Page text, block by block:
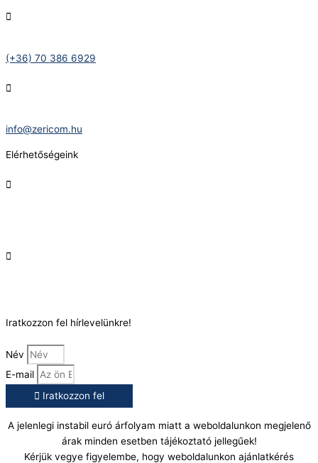
(+36) 70 386 6929
info@zericom.hu
Elérhetőségeink
Iratkozzon fel hírlevelünkre!
Név
E-mail
Iratkozzon fel
A jelenlegi instabil euró árfolyam miatt a weboldalunkon megjelenő
árak minden esetben tájékoztató jellegűek!
Kérjük vegye figyelembe, hogy weboldalunkon ajánlatkérés